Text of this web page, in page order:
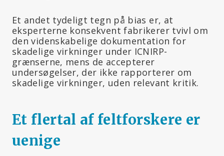
Et andet tydeligt tegn på bias er, at
eksperterne konsekvent fabrikerer tvivl om
den videnskabelige dokumentation for
skadelige virkninger under ICNIRP-
grænserne, mens de accepterer
undersøgelser, der ikke rapporterer om
skadelige virkninger, uden relevant kritik.
Et flertal af feltforskere er
uenige